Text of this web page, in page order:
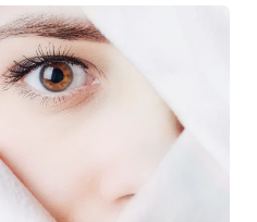
，而不是別人說什麼就是什麼
有皮膚專科醫師做最嚴謹的把關，
，發現自己的美麗，找到自信。
心怡院長分享她創立芯漾，就是期
協助他們在這趟變美的旅程中，能
面。芯漾開業近13年來，她一直努
現很多人來到診所，其實並不知道
服務、專業諮詢很重要。化身心靈
我會盡量和顧客聊天，探詢他們做
姊弟戀或被分手情傷，發誓要變年
靈導師，鼓勵她「我希望你是自己
是為了跟別人證明甚麼！最好的諮
關懷、追蹤，才能贏得客戶的信
解他們內在的需求，把顧客變朋